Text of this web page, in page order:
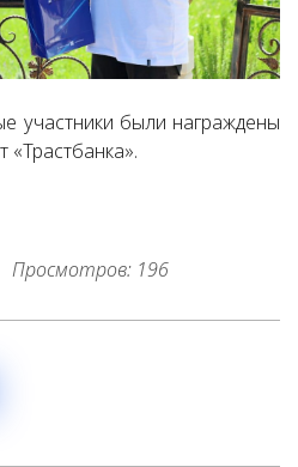
участники были награждены
Просмотров: 196